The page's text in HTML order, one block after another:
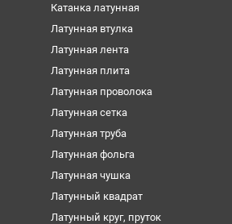
Катанка латунная
Латунная втулка
Латунная лента
Латунная плита
Латунная проволока
Латунная сетка
Латунная труба
Латунная фольга
Латунная чушка
Латунный квадрат
Латунный круг, пруток